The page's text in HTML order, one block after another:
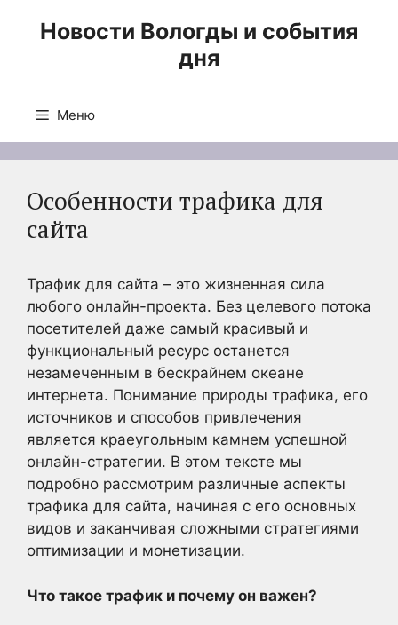
Новости Вологды и события
дня
Меню
Особенности трафика для
сайта
Трафик для сайта – это жизненная сила
любого онлайн-проекта. Без целевого потока
посетителей даже самый красивый и
функциональный ресурс останется
незамеченным в бескрайнем океане
интернета. Понимание природы трафика, его
источников и способов привлечения
является краеугольным камнем успешной
онлайн-стратегии. В этом тексте мы
подробно рассмотрим различные аспекты
трафика для сайта, начиная с его основных
видов и заканчивая сложными стратегиями
оптимизации и монетизации.
Что такое трафик и почему он важен?